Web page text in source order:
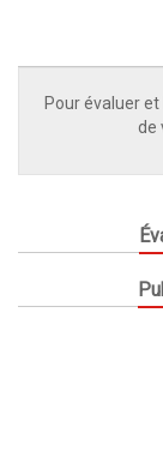
Pour évaluer
de